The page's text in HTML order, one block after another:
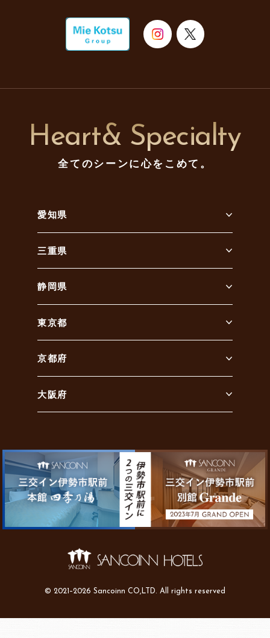
Heart& Specialty
全てのシーンに心をこめて。
愛知県
三重県
静岡県
東京都
京都府
大阪府
© 2021–2026 Sancoinn CO,LTD. All rights reserved